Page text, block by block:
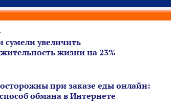
сумели увеличить
жизни на 23%
при заказе еды онлайн:
обмана в Интернете